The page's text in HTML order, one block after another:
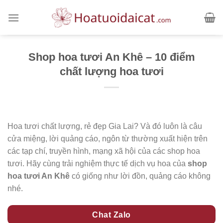
Shop hoa tươi An Khê – 10 điểm
chất lượng hoa tươi
Hoa tươi chất lượng, rẻ đẹp Gia Lai? Và đó luôn là câu
cửa miệng, lời quảng cáo, ngôn từ thường xuất hiện trên
các tạp chí, truyền hình, mạng xã hội của các shop hoa
tươi. Hãy cùng trải nghiệm thực tế dịch vụ hoa của shop
hoa tươi An Khê có giống như lời đồn, quảng cáo không
nhé.
Chat Zalo